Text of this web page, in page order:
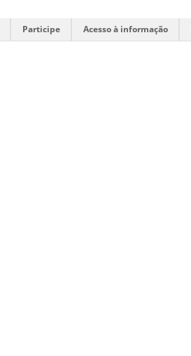
Participe Acesso à informação